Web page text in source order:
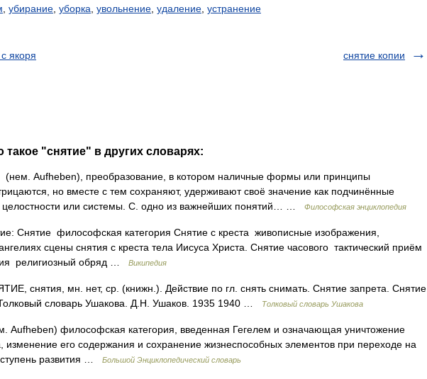
убирание уборка увольнение удаление устранение
якоря снятие копии
такое "снятие" в других словарях:
Aufheben), преобразование, в котором наличные формы или принципы
но вместе с тем сохраняют, удерживают своё значение как подчинённые
или системы. С. одно из важнейших понятий… …
Философская энциклопедия
Снятие философская категория Снятие с креста живописные изображения,
сцены снятия с креста тела Иисуса Христа. Снятие часового тактический приём
религиозный обряд …
Википедия
снятия, мн. нет, ср. (книжн.). Действие по гл. снять снимать. Снятие запрета. Снятие
словарь Ушакова. Д.Н. Ушаков. 1935 1940 …
Толковый словарь Ушакова
Aufheben) философская категория, введенная Гегелем и означающая уничтожение
его содержания и сохранение жизнеспособных элементов при переходе на
развития …
Большой Энциклопедический словарь